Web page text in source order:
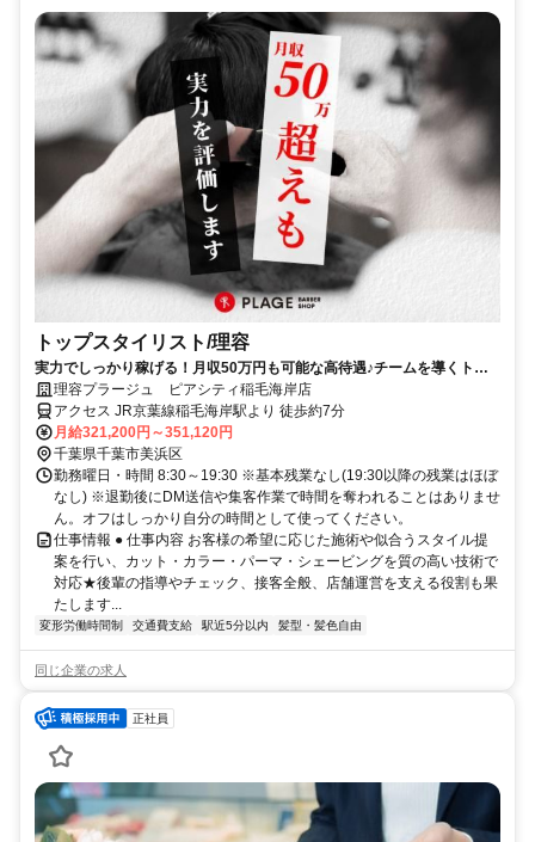
トップスタイリスト/理容
実力でしっかり稼げる！月収50万円も可能な高待遇♪チームを導くトッ
プスタイリスト！
理容プラージュ ピアシティ稲毛海岸店
アクセス JR京葉線稲毛海岸駅より 徒歩約7分
月給321,200円～351,120円
千葉県千葉市美浜区
勤務曜日・時間 8:30～19:30 ※基本残業なし(19:30以降の残業はほぼ
なし) ※退勤後にDM送信や集客作業で時間を奪われることはありませ
ん。オフはしっかり自分の時間として使ってください。
仕事情報 ● 仕事内容 お客様の希望に応じた施術や似合うスタイル提
案を行い、カット・カラー・パーマ・シェービングを質の高い技術で
対応★後輩の指導やチェック、接客全般、店舗運営を支える役割も果
たします...
変形労働時間制 交通費支給 駅近5分以内 髪型・髪色自由
同じ企業の求人
正社員